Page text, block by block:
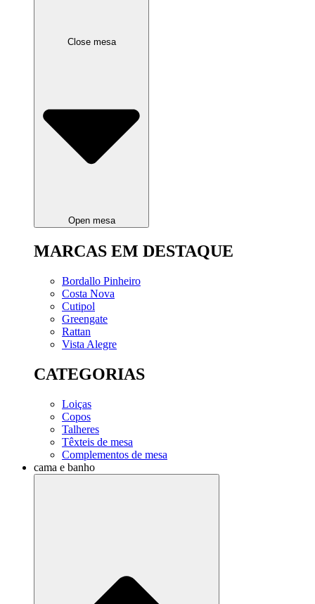
Close mesa
Open mesa
MARCAS EM DESTAQUE
Bordallo Pinheiro
Costa Nova
Cutipol
Greengate
Rattan
Vista Alegre
CATEGORIAS
Loiças
Copos
Talheres
Têxteis de mesa
Complementos de mesa
cama e banho